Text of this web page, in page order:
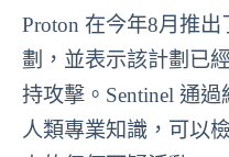
Proton 在今年8月推
劃，並表示該計劃已
持攻擊。Sentinel 通
人類專業知識，可以